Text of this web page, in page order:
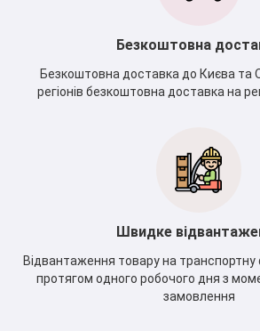
Безкоштовна
Безкоштовна доставка до Києва та
регіонів безкоштовна доставка на
Швидке
Відвантаження товару на
протягом одного робочого дня з
замовлення